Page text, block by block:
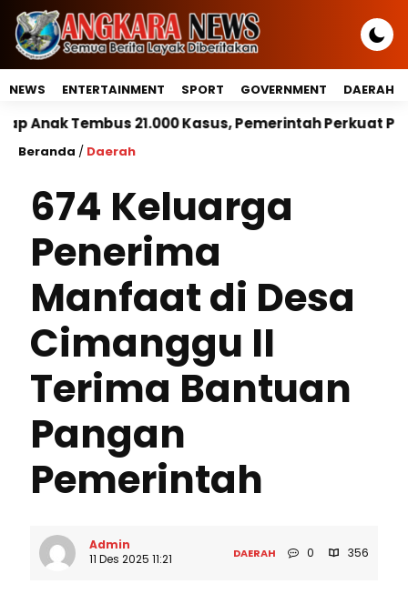
NEWS ENTERTAINMENT SPORT GOVERNMENT DAERAH
21.000 Kasus, Pemerintah Perkuat Peran
Beranda / Daerah
674 Keluarga
Penerima
Manfaat di Desa
Cimanggu II
Terima Bantuan
Pangan
Pemerintah
Admin
11 Des 2025 11:21
DAERAH 0 356